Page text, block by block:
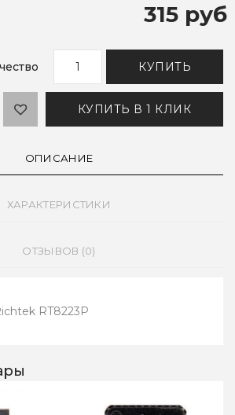
315 руб
КУПИТЬ
КУПИТЬ В 1 КЛИК
ОПИСАНИЕ
ХАРАКТЕРИСТИКИ
ОТЗЫВОВ (0)
RT8223P